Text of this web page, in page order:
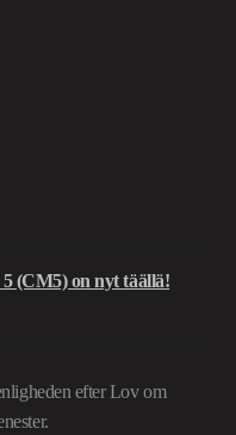
(CM5) on nyt täällä!
efter Lov om